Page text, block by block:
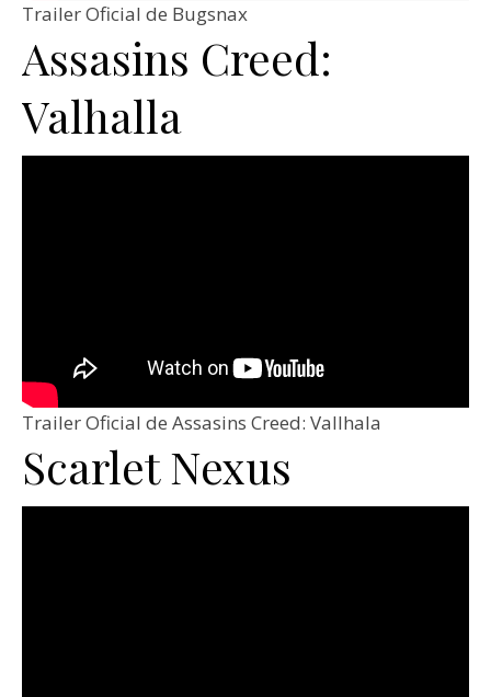
Trailer Oficial de Bugsnax
Assasins Creed:
Valhalla
Trailer Oficial de Assasins Creed: Vallhala
Scarlet Nexus